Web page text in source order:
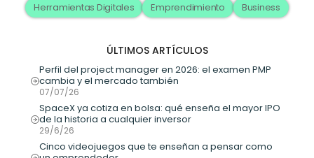
Herramientas Digitales
Emprendimiento Business
ÚLTIMOS ARTÍCULOS
Perfil del project manager en 2026: el examen PMP
cambia y el mercado también
07/07/26
SpaceX ya cotiza en bolsa: qué enseña el mayor IPO
de la historia a cualquier inversor
29/6/26
Cinco videojuegos que te enseñan a pensar como